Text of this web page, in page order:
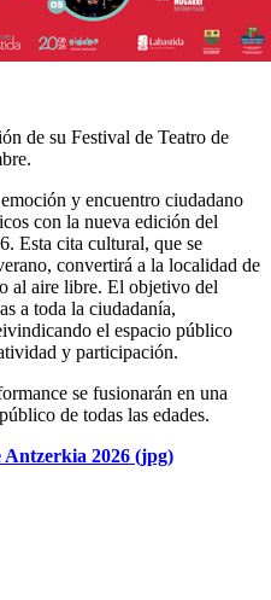
de su Festival de Teatro de
y encuentro ciudadano
con la nueva edición del
Esta cita cultural, que se
convertirá a la localidad de
al aire libre. El objetivo del
a toda la ciudadanía,
el espacio público
y participación.
se fusionarán en una
de todas las edades.
2026 (jpg)